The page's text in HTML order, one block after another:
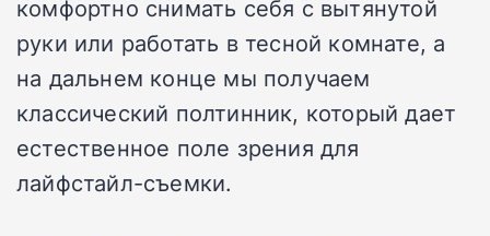
комфортно снимать себя с вытянутой
руки или работать в тесной комнате, а
на дальнем конце мы получаем
классический полтинник, который дает
естественное поле зрения для
лайфстайл-съемки.